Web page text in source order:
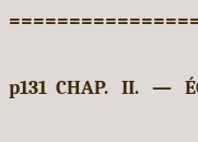
p131 CHAP. II. —